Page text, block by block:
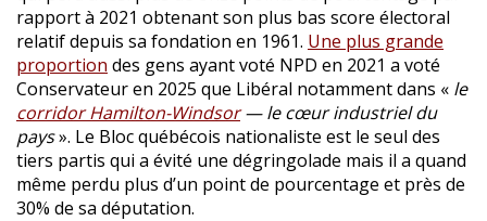
rapport à 2021 obtenant son plus bas score électoral
relatif depuis sa fondation en 1961. Une plus grande
proportion des gens ayant voté NPD en 2021 a voté
Conservateur en 2025 que Libéral notamment dans « le
corridor Hamilton-Windsor— le cœur industriel du
pays». Le Bloc québécois nationaliste est le seul des
tiers partis qui a évité une dégringolade mais il a quand
même perdu plus d’un point de pourcentage et près de
30% de sa députation.